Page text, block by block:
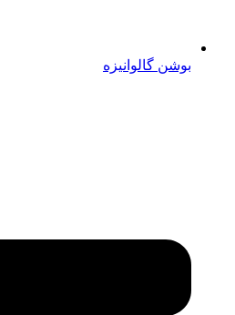
بوشن گالوانیزه